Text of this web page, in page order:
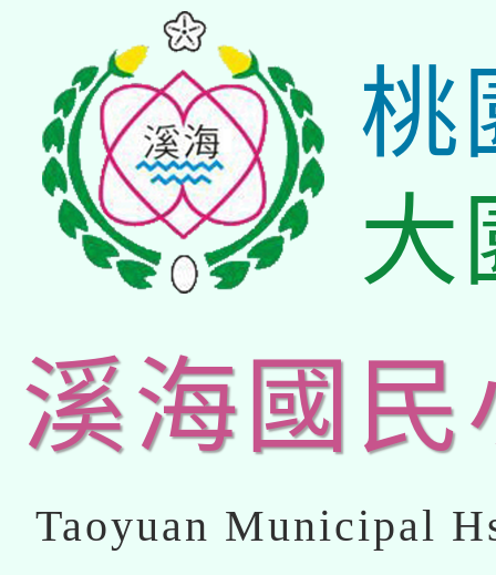
桃
大
溪海國民
Taoyuan Municipal